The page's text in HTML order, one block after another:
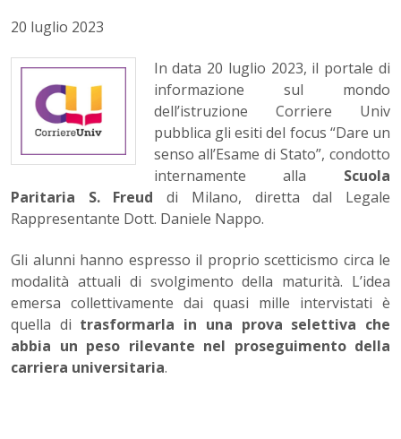
20 luglio 2023
In data 20 luglio 2023, il portale di
informazione sul mondo
dell’istruzione Corriere Univ
pubblica gli esiti del focus “Dare un
senso all’Esame di Stato”, condotto
internamente alla Scuola
Paritaria S. Freud di Milano, diretta dal Legale
Rappresentante Dott. Daniele Nappo.
Gli alunni hanno espresso il proprio scetticismo circa le
modalità attuali di svolgimento della maturità. L’idea
emersa collettivamente dai quasi mille intervistati è
quella di trasformarla in una prova selettiva che
abbia un peso rilevante nel proseguimento della
carriera universitaria.